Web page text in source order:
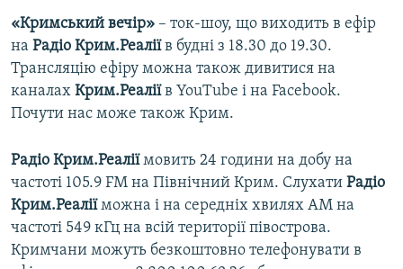
«Кримський вечір» – ток-шоу, що виходить в ефір
на Радіо Крим.Реаліїв будні з 18.30 до 19.30.
Трансляцію ефіру можна також дивитися на
каналах Крим.Реаліїв YouTube і на Facebook.
Почути нас може також Крим.
Радіо Крим.Реаліїмовить 24 години на добу на
частоті 105.9 FM на Північний Крим. Слухати Радіо
Крим.Реаліїможна і на середніх хвилях АМ на
частоті 549 кГц на всій території півострова.
Кримчани можуть безкоштовно телефонувати в